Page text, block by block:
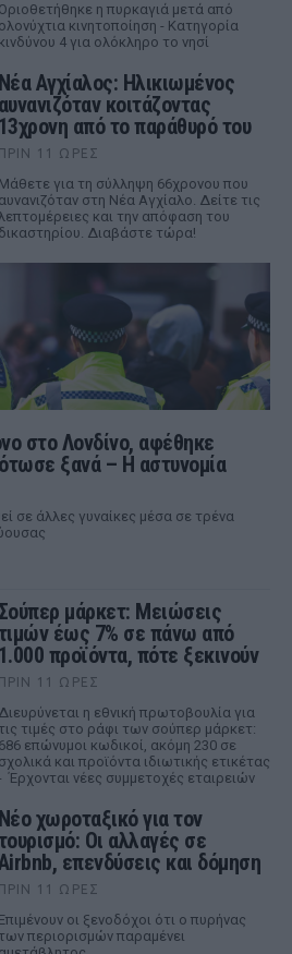
Οριοθετήθηκε η πυρκαγιά μετά από
ολονύχτια κινητοποίηση - Κατηγορία
κινδύνου 4 για ολόκληρο το νησί
Νέα Αγχίαλος: Ηλικιωμένος
αυνανιζόταν κοιτάζοντας
13χρονη από το παράθυρό του
ΠΡΙΝ 11 ΏΡΕΣ
Μάθετε για τη σύλληψη 66χρονου που
αυνανιζόταν στη Νέα Αγχίαλο. Δείτε τις
και την απόφαση του
δικαστηρίου. Διαβάστε τώρα!
στο Λονδίνο, αφέθηκε
ξανά – Η αστυνομία
σε άλλες γυναίκες μέσα σε τρένα
Σούπερ μάρκετ: Μειώσεις
έως 7% σε πάνω από
1.000 προϊόντα, πότε ξεκινούν
ΠΡΙΝ 11 ΏΡΕΣ
Διευρύνεται η εθνική πρωτοβουλία για
τις τιμές στο ράφι των σούπερ μάρκετ:
686 επώνυμοι κωδικοί, ακόμη 230 σε
σχολικά και προϊόντα ιδιωτικής ετικέτας
Έρχονται νέες συμμετοχές εταιρειών
Νέο χωροταξικό για τον
Οι αλλαγές σε
επενδύσεις και δόμηση
ΠΡΙΝ 11 ΏΡΕΣ
Επιμένουν οι ξενοδόχοι ότι ο πυρήνας
των περιορισμών παραμένει